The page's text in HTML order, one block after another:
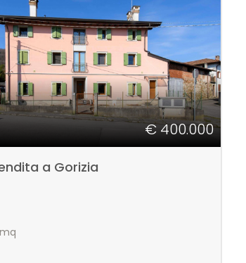
€ 400.000
a Gorizia
mq